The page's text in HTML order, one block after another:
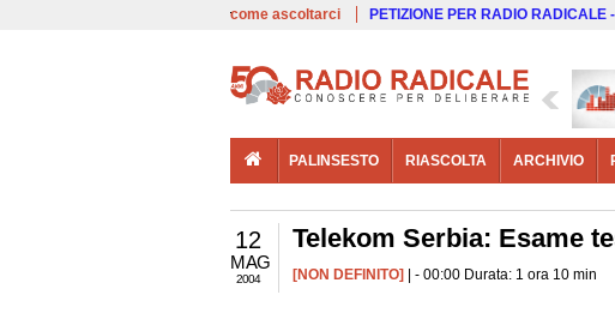
come ascoltarci PETIZIONE PER RADIO RADICALE
PALINSESTO RIASCOLTA ARCHIVIO
12
MAG
2004
Telekom Serbia: Esame
[NON DEFINITO] | - 00:00 Durata: 1 ora 10 min